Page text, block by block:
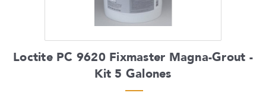
Loctite PC 9620 Fixmaster Magna-Grout -
Kit 5 Galones